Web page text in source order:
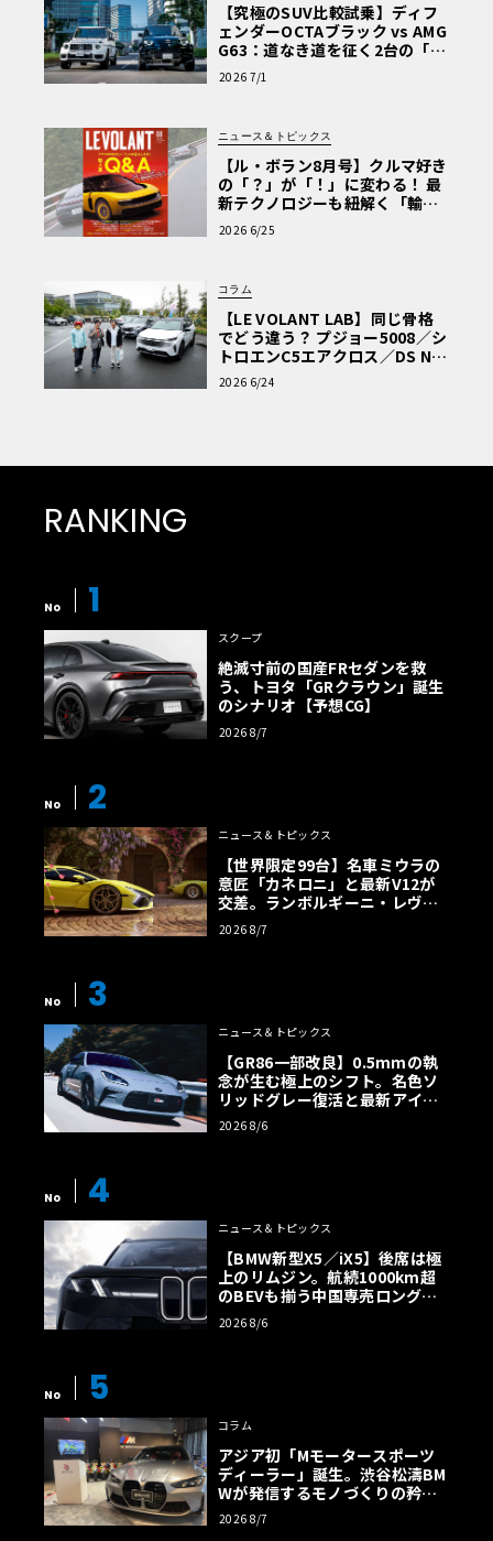
【究極のSUV比較試乗】ディフ
ェンダーOCTAブラック vs AMG
G63：道なき道を征く2台の「対
極的アプローチ」
2026 7/1
ニュース＆トピックス
【ル・ボラン8月号】クルマ好き
の「？」が「！」に変わる！ 最
新テクノロジーも紐解く「輸入
車Q&A」
2026 6/25
コラム
【LE VOLANT LAB】同じ骨格
でどう違う？ プジョー5008／シ
トロエンC5エアクロス／DS Nº4
読者一気乗りレポート
2026 6/24
RANKING
No 1
スクープ
絶滅寸前の国産FRセダンを救
う、トヨタ「GRクラウン」誕生
のシナリオ【予想CG】
2026 8/7
No 2
ニュース＆トピックス
【世界限定99台】名車ミウラの
意匠「カネロニ」と最新V12が
交差。ランボルギーニ・レヴエ
ルトに60周年記念車が登場
2026 8/7
No 3
ニュース＆トピックス
【GR86一部改良】0.5mmの執
念が生む極上のシフト。名色ソ
リッドグレー復活と最新アイサ
イトでFRの極みへ
2026 8/6
No 4
ニュース＆トピックス
【BMW新型X5／iX5】後席は極
上のリムジン。航続1000km超
のBEVも揃う中国専売ロング仕
様の全貌
2026 8/6
No 5
コラム
アジア初「Mモータースポーツ
ディーラー」誕生。渋谷松濤BM
Wが発信するモノづくりの矜持
【木下隆之コラム】
2026 8/7